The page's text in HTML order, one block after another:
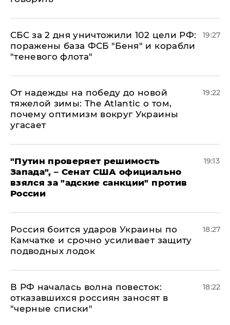
СБС за 2 дня уничтожили 102 цели РФ:
поражены база ФСБ "Беня" и корабли
"теневого флота"
19:27
От надежды на победу до новой
тяжелой зимы: The Atlantic о том,
почему оптимизм вокруг Украины
угасает
19:22
"Путин проверяет решимость
Запада", – Сенат США официально
взялся за "адские санкции" против
России
19:13
Россия боится ударов Украины по
Камчатке и срочно усиливает защиту
подводных лодок
18:27
​В РФ началась волна повесток:
отказавшихся россиян заносят в
"черные списки"
18:22